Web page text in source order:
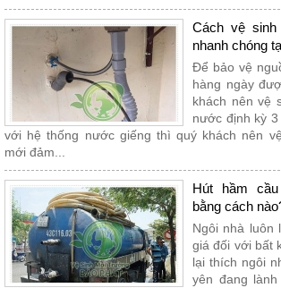
Cách vệ
nhanh chóng
Để bảo vệ
hàng ngày
khách nên vệ
nước định kỳ
với hệ thống nước giếng thì quý khách nên
mới đảm...
Hút hầm
bằng cách
Ngôi nhà luôn
giá đối với bất
lại thích ngôi
yên đang